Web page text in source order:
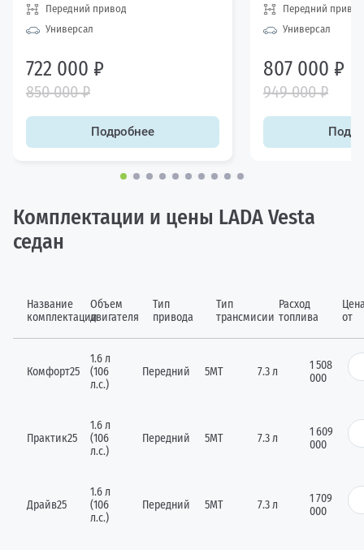
Передний привод
Универсал
722 000 ₽
850 000 ₽
Подробнее
Передний привод
Универсал
807 000 ₽
949 000 ₽
Комплектации и цены LADA Vesta
седан
Название
комплектации
Объем
двигателя
Тип
привода
Тип
трансмисии
Расход
топлива
от
Комфорт25
1.6 л
(106
л.с.)
Передний 5МТ 7.3 л
1 508
000
Практик25
1.6 л
(106
л.с.)
Передний 5MТ 7.3 л
1 609
000
Драйв25
1.6 л
(106
л.с.)
Передний 5МТ 7.3 л
1 709
000